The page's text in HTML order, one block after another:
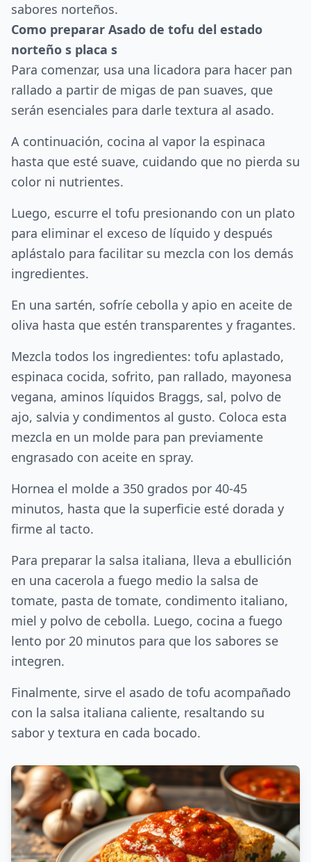
sabores norteños.
Como preparar Asado de tofu del estado
norteño s placa s
Para comenzar, usa una licadora para hacer pan
rallado a partir de migas de pan suaves, que
serán esenciales para darle textura al asado.
A continuación, cocina al vapor la espinaca
hasta que esté suave, cuidando que no pierda su
color ni nutrientes.
Luego, escurre el tofu presionando con un plato
para eliminar el exceso de líquido y después
aplástalo para facilitar su mezcla con los demás
ingredientes.
En una sartén, sofríe cebolla y apio en aceite de
oliva hasta que estén transparentes y fragantes.
Mezcla todos los ingredientes: tofu aplastado,
espinaca cocida, sofrito, pan rallado, mayonesa
vegana, aminos líquidos Braggs, sal, polvo de
ajo, salvia y condimentos al gusto. Coloca esta
mezcla en un molde para pan previamente
engrasado con aceite en spray.
Hornea el molde a 350 grados por 40-45
minutos, hasta que la superficie esté dorada y
firme al tacto.
Para preparar la salsa italiana, lleva a ebullición
en una cacerola a fuego medio la salsa de
tomate, pasta de tomate, condimento italiano,
miel y polvo de cebolla. Luego, cocina a fuego
lento por 20 minutos para que los sabores se
integren.
Finalmente, sirve el asado de tofu acompañado
con la salsa italiana caliente, resaltando su
sabor y textura en cada bocado.